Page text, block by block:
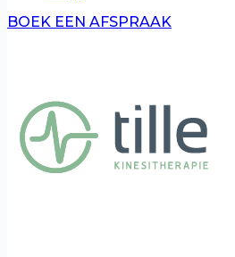
BOEK EEN AFSPRAAK